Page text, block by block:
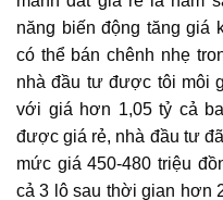
năng biến động tăng giá
có thể bán chênh nhẹ
nhà đầu tư được tôi môi
với giá hơn 1,05 tỷ cả
được giá rẻ, nhà đầu tư
mức giá 450-480 triệu
cả 3 lô sau thời gian hơn